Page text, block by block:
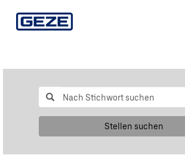
Stellen suchen